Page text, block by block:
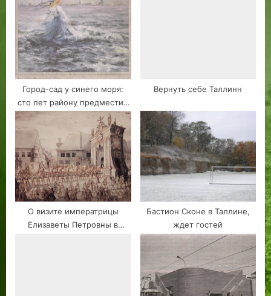
Город-сад у синего моря:
сто лет району предместий
Таллина, Меривялья
Вернуть себе Таллинн
О визите императрицы
Елизаветы Петровны в
Бастион Сконе в Таллине,
ждет гостей